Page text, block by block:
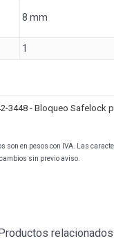
8 mm
1
3448 - Bloqueo Safelock
son en pesos con IVA. Las
sin previo aviso.
Productos relacionados